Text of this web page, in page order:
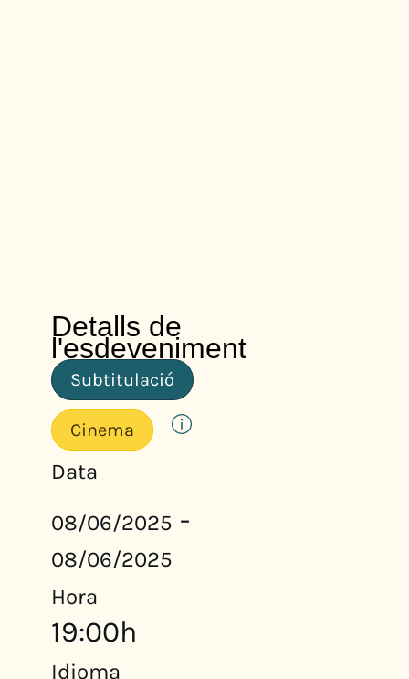
Detalls de
l'esdeveniment
Subtitulació
Cinema
Data
08/06/2025 -
08/06/2025
Hora
19:00h
Idioma